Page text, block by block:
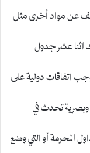
عن مواد أخرى مثل
في الجدول رقم 13 أو 11 هناك اثنا عشر جدول
اتفاقات دولية على
وبصرية تحدث في
المحرمة أو التي وضع